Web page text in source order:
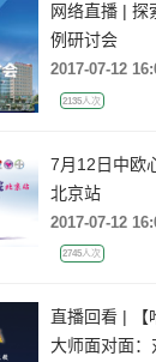
网络直播 | 探
例研讨会
2017-07-12
2135人次
7月12日中欧
北京站
2017-07-12
2745人次
直播回看 | 【
大师面对面